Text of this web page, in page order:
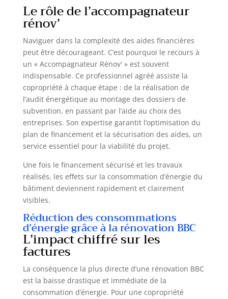
Le rôle de l’accompagnateur
rénov’
Naviguer dans la complexité des aides financières
peut être décourageant. C’est pourquoi le recours à
un « Accompagnateur Rénov' » est souvent
indispensable. Ce professionnel agréé assiste la
copropriété à chaque étape : de la réalisation de
l’audit énergétique au montage des dossiers de
subvention, en passant par l’aide au choix des
entreprises. Son expertise garantit l’optimisation du
plan de financement et la sécurisation des aides, un
service essentiel pour la viabilité du projet.
Une fois le financement sécurisé et les travaux
réalisés, les effets sur la consommation d’énergie du
bâtiment deviennent rapidement et clairement
visibles.
Réduction des consommations
d’énergie grâce à la rénovation BBC
L’impact chiffré sur les
factures
La conséquence la plus directe d’une rénovation BBC
est la baisse drastique et immédiate de la
consommation d’énergie. Pour une copropriété